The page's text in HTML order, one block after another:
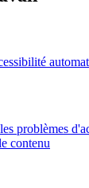
problèmes
contenu